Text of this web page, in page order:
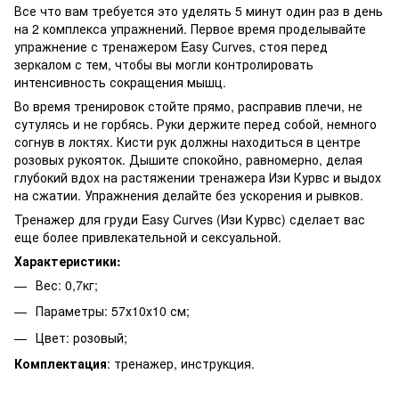
Все что вам требуется это уделять 5 минут один раз в день
на 2 комплекса упражнений. Первое время проделывайте
упражнение с тренажером Easy Curves, стоя перед
зеркалом с тем, чтобы вы могли контролировать
интенсивность сокращения мышц.
Во время тренировок стойте прямо, расправив плечи, не
сутулясь и не горбясь. Руки держите перед собой, немного
согнув в локтях. Кисти рук должны находиться в центре
розовых рукояток. Дышите спокойно, равномерно, делая
глубокий вдох на растяжении тренажера Изи Курвс и выдох
на сжатии. Упражнения делайте без ускорения и рывков.
Тренажер для груди Easy Curves (Изи Курвс) сделает вас
еще более привлекательной и сексуальной.
Характеристики:
Вес: 0,7кг;
Параметры: 57х10х10 см;
Цвет: розовый;
Комплектация: тренажер, инструкция.